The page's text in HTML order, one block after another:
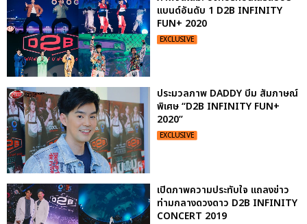
แบนด์อันดับ 1 D2B INFINITY
FUN+ 2020
EXCLUSIVE
ประมวลภาพ DADDY บีม สัมภาษณ์
พิเศษ “D2B INFINITY FUN+
2020”
EXCLUSIVE
เปิดภาพความประทับใจ แถลงข่าว
ท่ามกลางดวงดาว D2B INFINITY
CONCERT 2019